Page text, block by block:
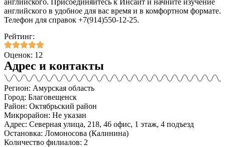
английского в удобное для вас время и в комфортном формате.
Телефон для справок +7(914)550-12-25.
Рейтинг:
Оценок: 12
Адрес и контакты
Регион: Амурская область
Город: Благовещенск
Район: Октябрьский район
Микрорайон: Не указан
Адрес: Северная улица, 218, 46 офис, 1 этаж, 4 подъезд
Остановка: Ломоносова (Калинина)
Количество филиалов: 2